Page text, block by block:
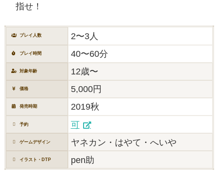
指せ！
プレイ人数 2〜3人
プレイ時間 40〜60分
対象年齢 12歳〜
価格 5,000円
発売時期 2019秋
予約 可
ゲームデザイン ヤネカン・はやて・へいや
イラスト・DTP pen助